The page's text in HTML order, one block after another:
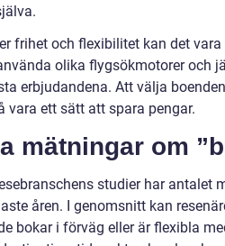
frihet och flexibilitet kan det
olika flygsökmotorer och
erbjudandena. Att välja
vara ett sätt att spara pengar.
mätningar om
studier har antalet
åren. I genomsnitt kan
bokar i förväg eller är flexibla